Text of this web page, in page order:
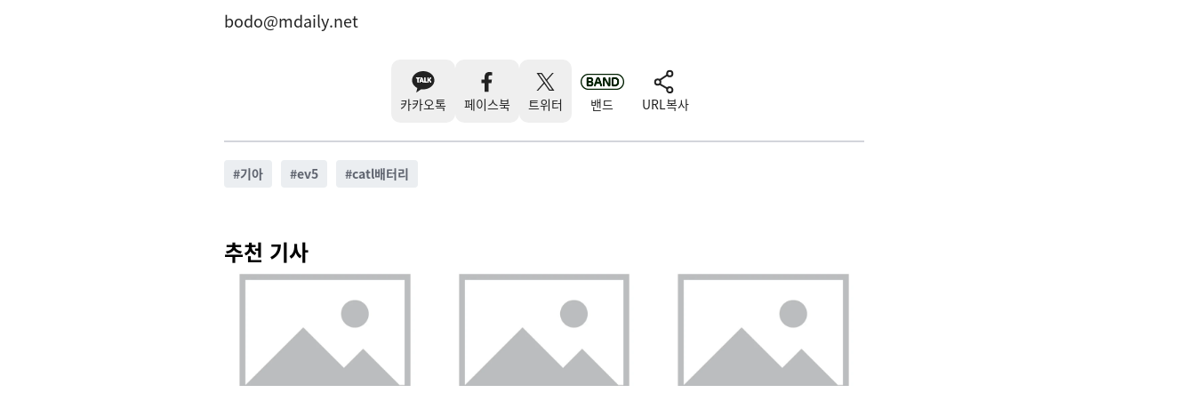
bodo@mdaily.net
카카오톡 페이스북 트위터 밴드 URL복사
#기아 #ev5 #catl배터리
추천 기사